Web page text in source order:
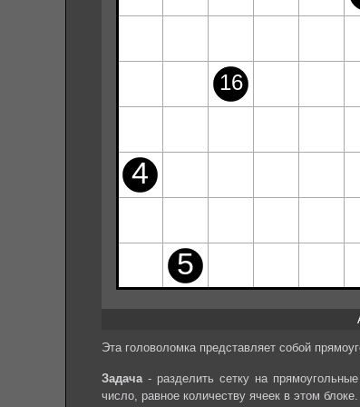
Эта головоломка представляет собой
Задача- разделить сетку на
число, равное количеству ячеек в этом блоке.